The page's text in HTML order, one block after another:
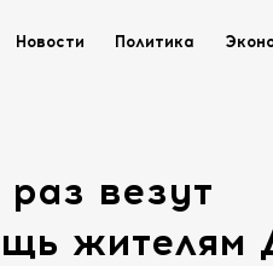
Новости Политика
везут
жителям